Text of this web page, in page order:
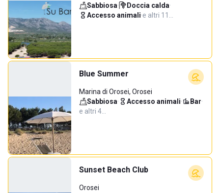
Sabbiosa· Doccia calda·
Accesso animali·e altri 11…
Blue Summer
Marina di Orosei, Orosei
Sabbiosa· Accesso animali· Bar·
e altri 4…
Sunset Beach Club
Orosei